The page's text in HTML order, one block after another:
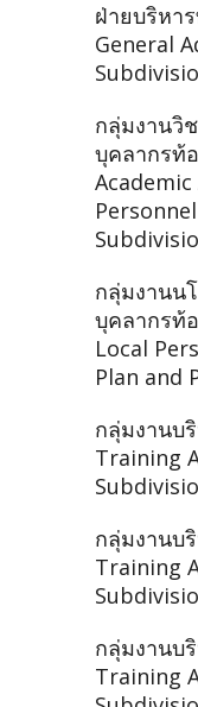
ฝ่ายบริหา
General
กลุ่มงานวิ
บุคลากรท้
กลุ่มงานน
บุคลากรท้
Local
Plan and
กลุ่มงานบ
Training
กลุ่มงานบ
Training
กลุ่มงานบ
Training